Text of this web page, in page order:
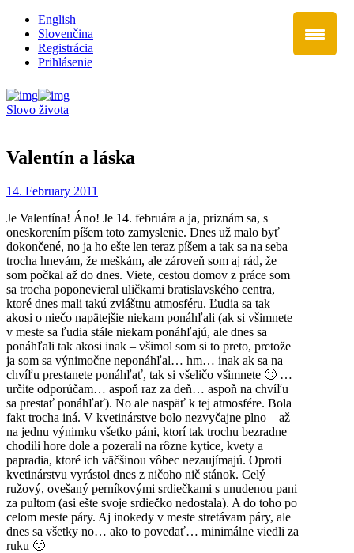
English
Slovenčina
Registrácia
Prihlásenie
Slovo života
Valentín a láska
14. February 2011
Je Valentína! Áno! Je 14. februára a ja, priznám sa, s
oneskorením píšem toto zamyslenie. Dnes už malo byť
dokončené, no ja ho ešte len teraz píšem a tak sa na seba
trocha hnevám, že meškám, ale zároveň som aj rád, že
som počkal až do dnes. Viete, cestou domov z práce som
sa trocha poponevieral uličkami bratislavského centra,
ktoré dnes mali takú zvláštnu atmosféru. Ľudia sa tak
akosi o niečo napätejšie niekam ponáhľali (ak si všimnete
v meste sa ľudia stále niekam ponáhľajú, ale dnes sa
ponáhľali tak akosi inak – všimol som si to preto, pretože
ja som sa výnimočne neponáhľal… hm… inak ak sa na
chvíľu prestanete ponáhľať, tak si všeličo všimnete 🙂 …
určite odporúčam… aspoň raz za deň… aspoň na chvíľu
sa prestať ponáhľať). No ale naspäť k tej atmosfére. Bola
fakt trocha iná. V kvetinárstve bolo nezvyčajne plno – až
na jednu výnimku všetko páni, ktorí tak trochu bezradne
chodili hore dole a pozerali na rôzne kytice, kvety a
papradia, ktoré ich väčšinou vôbec nezaujímajú. Oproti
kvetinárstvu vyrástol dnes z ničoho nič stánok. Celý
ružový, ovešaný perníkovými srdiečkami s unudenou pani
za pultom (asi ešte svoje srdiečko nedostala). A do toho po
celom meste páry. Aj inokedy v meste stretávam páry, ale
dnes sa všetky no… ako to povedať… minimálne viedli za
ruku 🙂